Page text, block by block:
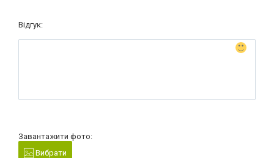
Відгук:
Завантажити фото:
Вибрати